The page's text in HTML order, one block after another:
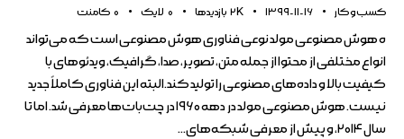
کسب و کار 1399-11-16
2K بازدیدها 0 لایک 0 کامنت
ه هوش مصنوعی مولد نوعی فناوری هوش مصنوعی است که می‌تواند
انواع مختلفی از محتوا از جمله متن، تصویر، صدا، گرافیک، ویدئوهای با
کیفیت بالا و داده‌های مصنوعی را تولید کند.البته این فناوری کاملاً جدید
نیست. هوش مصنوعی مولد در دهه ۱۹۶۰ در چت‌بات‌ها معرفی شد. اما تا
سال ۲۰۱۴، و پیش از معرفی شبکه‌های…